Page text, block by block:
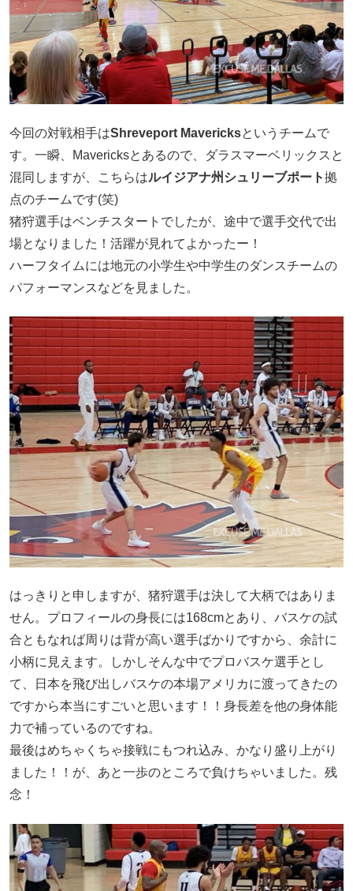
今回の対戦相手はShreveport Mavericksというチームで
す。一瞬、Mavericksとあるので、ダラスマーベリックスと
混同しますが、こちらはルイジアナ州シュリーブポート拠
点のチームです(笑)
猪狩選手はベンチスタートでしたが、途中で選手交代で出
場となりました！活躍が見れてよかったー！
ハーフタイムには地元の小学生や中学生のダンスチームの
パフォーマンスなどを見ました。
はっきりと申しますが、猪狩選手は決して大柄ではありま
せん。プロフィールの身長には168cmとあり、バスケの試
合ともなれば周りは背が高い選手ばかりですから、余計に
小柄に見えます。しかしそんな中でプロバスケ選手とし
て、日本を飛び出しバスケの本場アメリカに渡ってきたの
ですから本当にすごいと思います！！身長差を他の身体能
力で補っているのですね。
最後はめちゃくちゃ接戦にもつれ込み、かなり盛り上がり
ました！！が、あと一歩のところで負けちゃいました。残
念！